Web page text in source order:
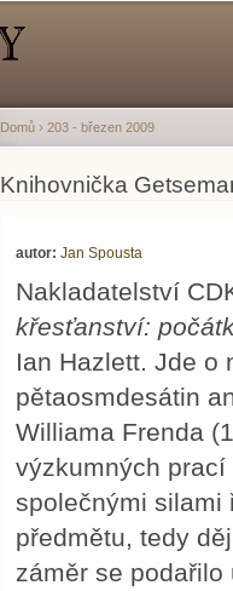
Jste zde
Domů › 203 - březen 2009
Knihovnička
autor:Jan Spousta
Nakladatelství
křesťanství:
Ian Hazlett. Jde o
pětaosmdesátin
Williama Frenda
výzkumných
společnými silami
předmětu, tedy
záměr se